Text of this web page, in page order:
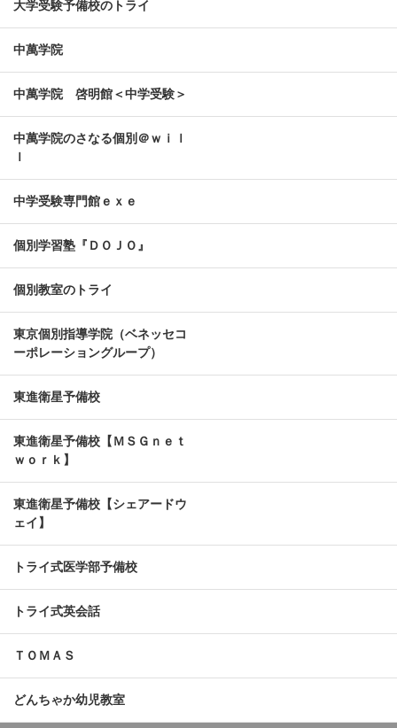
大学受験予備校のトライ
中萬学院
中萬学院 啓明館＜中学受験＞
中萬学院のさなる個別＠ｗｉｌ
ｌ
中学受験専門館ｅｘｅ
個別学習塾『ＤＯＪＯ』
個別教室のトライ
東京個別指導学院（ベネッセコ
ーポレーショングループ）
東進衛星予備校
東進衛星予備校【ＭＳＧｎｅｔ
ｗｏｒｋ】
東進衛星予備校【シェアードウ
ェイ】
トライ式医学部予備校
トライ式英会話
ＴＯＭＡＳ
どんちゃか幼児教室